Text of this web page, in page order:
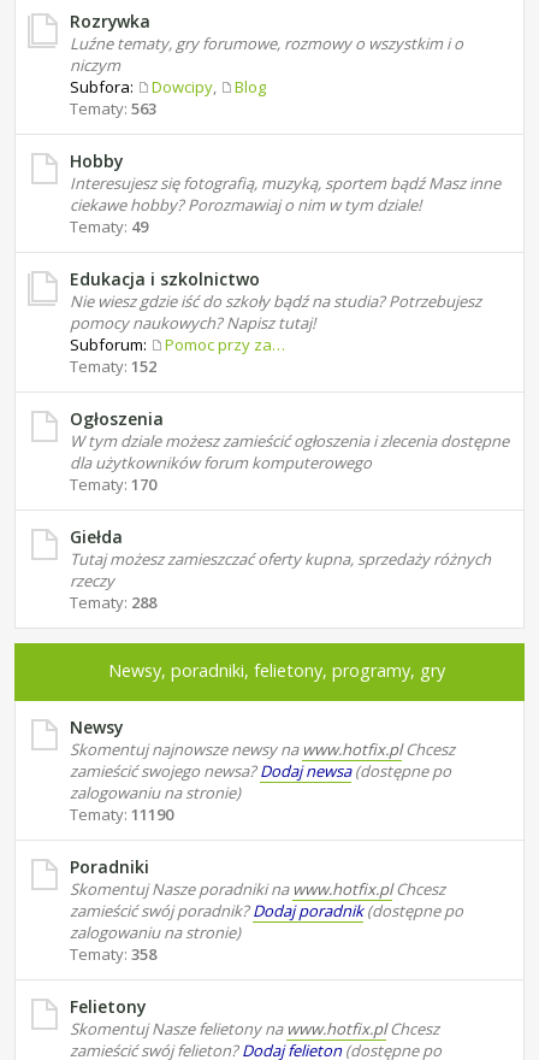
Rozrywka
Luźne tematy, gry forumowe, rozmowy o wszystkim i o
niczym
Subfora:
Dowcipy,
Blog
Tematy: 563
Hobby
Interesujesz się fotografią, muzyką, sportem bądź Masz inne
ciekawe hobby? Porozmawiaj o nim w tym dziale!
Tematy: 49
Edukacja i szkolnictwo
Nie wiesz gdzie iść do szkoły bądź na studia? Potrzebujesz
pomocy naukowych? Napisz tutaj!
Subforum:
Pomoc przy zadaniach domowych
Tematy: 152
Ogłoszenia
W tym dziale możesz zamieścić ogłoszenia i zlecenia dostępne
dla użytkowników forum komputerowego
Tematy: 170
Giełda
Tutaj możesz zamieszczać oferty kupna, sprzedaży różnych
rzeczy
Tematy: 288
Newsy, poradniki, felietony, programy, gry
Newsy
Skomentuj najnowsze newsy na www.hotfix.plChcesz
zamieścić swojego newsa?Dodaj newsa(dostępne po
zalogowaniu na stronie)
Tematy: 11190
Poradniki
Skomentuj Nasze poradniki na www.hotfix.plChcesz
zamieścić swój poradnik?Dodaj poradnik(dostępne po
zalogowaniu na stronie)
Tematy: 358
Felietony
Skomentuj Nasze felietony na www.hotfix.plChcesz
zamieścić swój felieton?Dodaj felieton(dostępne po